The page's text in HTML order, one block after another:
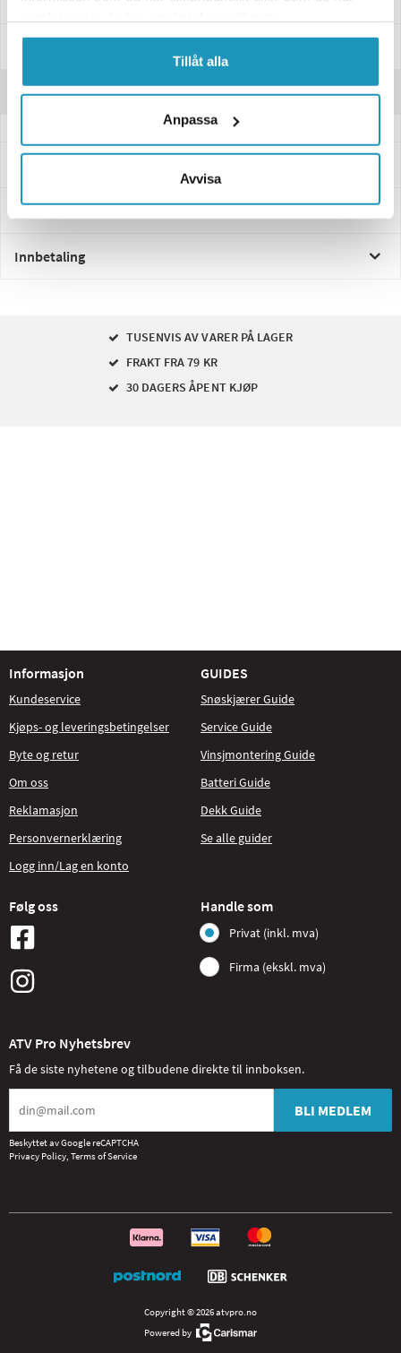
Tillåt alla
Anpassa
Avvisa
Anmeldelser
Levering og retur
Innbetaling
TUSENVIS AV VARER PÅ LAGER
FRAKT FRA 79 KR
30 DAGERS ÅPENT KJØP
Informasjon
Kundeservice
Kjøps- og leveringsbetingelser
Byte og retur
Om oss
Reklamasjon
Personvernerklæring
Logg inn/Lag en konto
GUIDES
Snøskjærer Guide
Service Guide
Vinsjmontering Guide
Batteri Guide
Dekk Guide
Se alle guider
Følg oss Handle som
Privat (inkl. mva)
Firma (ekskl. mva)
ATV Pro Nyhetsbrev
Få de siste nyhetene og tilbudene direkte til innboksen.
BLI MEDLEM
Beskyttet av Google reCAPTCHA
Privacy Policy, Terms of Service
Copyright © 2026 atvpro.no
Powered by